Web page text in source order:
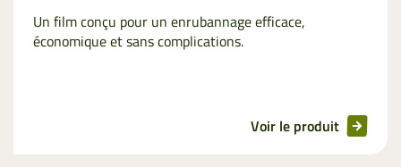
Un film conçu pour un enrubannage efficace,
économique et sans complications.
Voir le produit